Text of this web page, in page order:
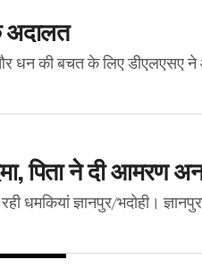
अदालत
धन की बचत के लिए डीएलएसए
पिता ने दी आमरण
धमकियां ज्ञानपुर/भदोही।